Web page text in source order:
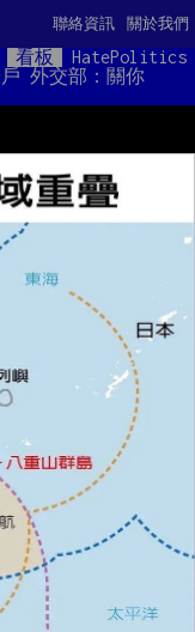
關於我們
聯絡資訊
看板
HatePolitics
外交部：關你